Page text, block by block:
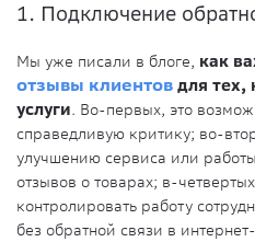
1. Подключение
Мы уже писали в блоге, как
отзывы клиентов для тех,
услуги. Во-первых, это
справедливую критику; во-
улучшению сервиса или
отзывов о товарах; в-
контролировать работу
без обратной связи в